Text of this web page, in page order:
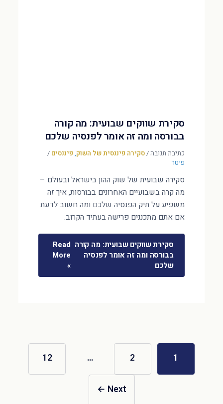
סקירת שווקים שבועית: מה קורה
בבורסה ומה זה אומר לפנסיה שלכם
כתיבת תגובה/סקירה פיננסית של השוק, פיננסים /
פיטר
סקירה שבועית של שוק ההון בישראל ובעולם –
מה קרה בשבועיים האחרונים בבורסות, איך זה
משפיע על תיק הפנסיה שלכם ומה חשוב לדעת
אם אתם מתכננים פרישה בעתיד הקרוב.
סקירת שווקים שבועית: מה קורה
בבורסה ומה זה אומר לפנסיה
שלכם
Read
More
»
1
2
…
12
Next
←